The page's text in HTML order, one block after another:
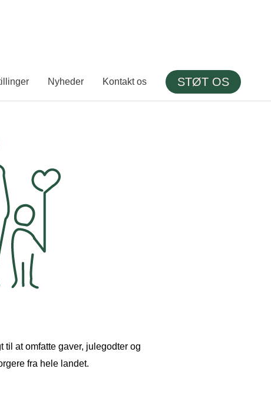
Nyheder Kontakt os STØT OS
at omfatte gaver, julegodter og
fra hele landet.